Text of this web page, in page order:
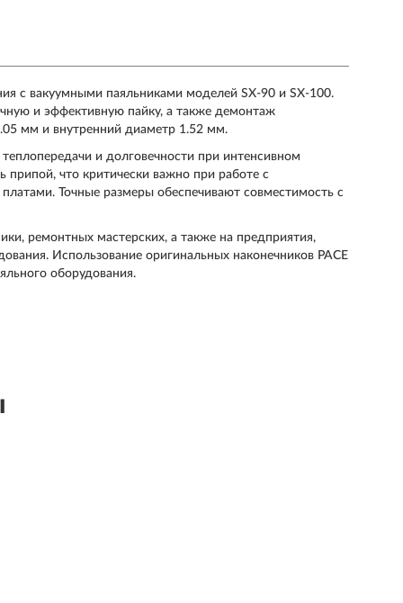
с вакуумными паяльниками моделей SX-90 и SX-100.
и эффективную пайку, а также демонтаж
мм и внутренний диаметр 1.52 мм.
и долговечности при интенсивном
припой, что критически важно при работе с
Точные размеры обеспечивают совместимость с
ремонтных мастерских, а также на предприятия,
Использование оригинальных наконечников PACE
оборудования.